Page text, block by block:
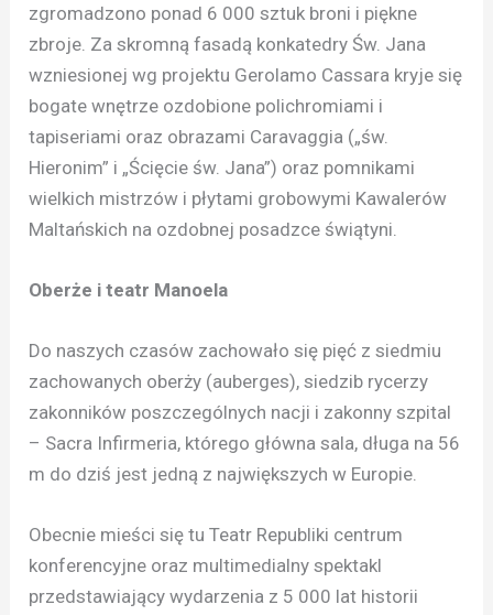
zgromadzono ponad 6 000 sztuk broni i piękne
zbroje. Za skromną fasadą konkatedry Św. Jana
wzniesionej wg projektu Gerolamo Cassara kryje się
bogate wnętrze ozdobione polichromiami i
tapiseriami oraz obrazami Caravaggia („św.
Hieronim” i „Ścięcie św. Jana”) oraz pomnikami
wielkich mistrzów i płytami grobowymi Kawalerów
Maltańskich na ozdobnej posadzce świątyni.
Oberże i teatr Manoela
Do naszych czasów zachowało się pięć z siedmiu
zachowanych oberży (auberges), siedzib rycerzy
zakonników poszczególnych nacji i zakonny szpital
– Sacra Infirmeria, którego główna sala, długa na 56
m do dziś jest jedną z największych w Europie.
Obecnie mieści się tu Teatr Republiki centrum
konferencyjne oraz multimedialny spektakl
przedstawiający wydarzenia z 5 000 lat historii